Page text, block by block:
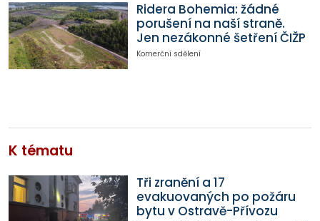
Ridera Bohemia: žádné
porušení na naší straně.
Jen nezákonné šetření ČIŽP
Komerční sdělení
K tématu
Tři zranění a 17
evakuovaných po požáru
bytu v Ostravě-Přívozu